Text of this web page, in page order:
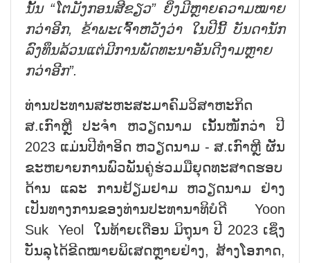
ນັ້ນ “ໂຕມັງກອນສີຂຽວ” ຍິ່ງມີຫຼາຍຄວາມໝາຍ
ກວ່າອີກ, ຂ້າພະເຈົ້າຫວັງວ່າ ໃນປີນີ້ ບັນດານັກ
ລົງທຶນລ້ວນແຕ່ມີການພັດທະນາອັນດີງາມຫຼາຍ
ກວ່າອີກ”.
ທ່ານປະທານສະຫະສະມາຄົມວິສາຫະກິດ
ສ.ເກົາຫຼີ ປະຈຳ ຫວຽດນາມ ເນັ້ນໜັກວ່າ ປີ
2023 ແມ່ນປີທຳອິດ ຫວຽດນາມ - ສ.ເກົາຫຼີ ຜັນ
ຂະຫຍາຍການພົວພັນຄູ່ຮ່ວມມືຍຸດທະສາດຮອບ
ດ້ານ ແລະ ການຢ້ຽມຢາມ ຫວຽດນາມ ຢ່າງ
ເປັນທາງການຂອງທ່ານປະທານາທິບໍດີ Yoon
Suk Yeol ໃນທ້າຍເດືອນ ມິຖຸນາ ປີ 2023 ເຊິ່ງ
ບັນລຸໄດ້ຂີດໝາຍພິເສດຫຼາຍຢ່າງ, ສ້າງໂອກາດ,